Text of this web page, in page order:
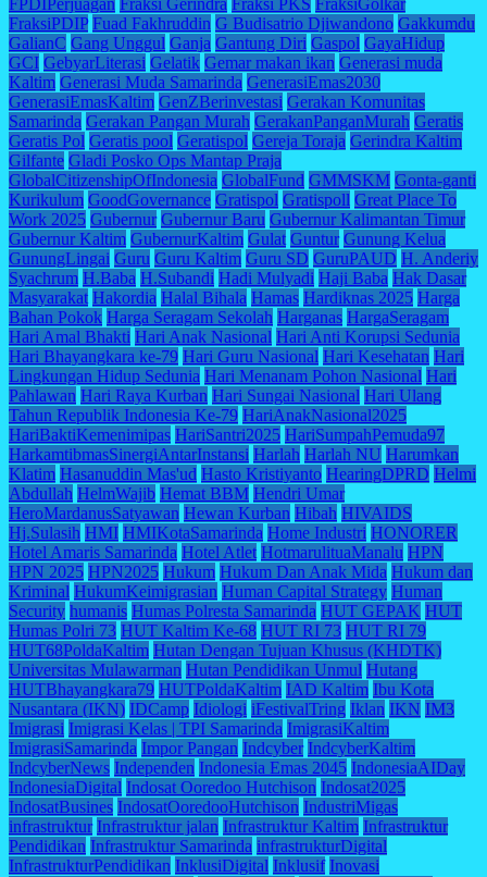
FraksiPDIP Fuad Fakhruddin G Budisatrio Djiwandono Gakkumdu
GalianC Gang Unggul Ganja Gantung Diri Gaspol GayaHidup
GCI GebyarLiterasi Gelatik Gemar makan ikan Generasi muda
Kaltim Generasi Muda Samarinda GenerasiEmas2030
GenerasiEmasKaltim GenZBerinvestasi Gerakan Komunitas
Samarinda Gerakan Pangan Murah GerakanPanganMurah Geratis
Geratis Pol Geratis pool Geratispol Gereja Toraja Gerindra Kaltim
Gilfante Gladi Posko Ops Mantap Praja
GlobalCitizenshipOfIndonesia GlobalFund GMMSKM Gonta-ganti
Kurikulum GoodGovernance Gratispol Gratispoll Great Place To
Work 2025 Gubernur Gubernur Baru Gubernur Kalimantan Timur
Gubernur Kaltim GubernurKaltim Gulat Guntur Gunung Kelua
GunungLingai Guru Guru Kaltim Guru SD GuruPAUD H. Anderiy
Syachrum H.Baba H.Subandi Hadi Mulyadi Haji Baba Hak Dasar
Masyarakat Hakordia Halal Bihala Hamas Hardiknas 2025 Harga
Bahan Pokok Harga Seragam Sekolah Harganas HargaSeragam
Hari Amal Bhakti Hari Anak Nasional Hari Anti Korupsi Sedunia
Hari Bhayangkara ke-79 Hari Guru Nasional Hari Kesehatan Hari
Lingkungan Hidup Sedunia Hari Menanam Pohon Nasional Hari
Pahlawan Hari Raya Kurban Hari Sungai Nasional Hari Ulang
Tahun Republik Indonesia Ke-79 HariAnakNasional2025
HariBaktiKemenimipas HariSantri2025 HariSumpahPemuda97
HarkamtibmasSinergiAntarInstansi Harlah Harlah NU Harumkan
Klatim Hasanuddin Mas'ud Hasto Kristiyanto HearingDPRD Helmi
Abdullah HelmWajib Hemat BBM Hendri Umar
HeroMardanusSatyawan Hewan Kurban Hibah HIVAIDS
Hj.Sulasih HMI HMIKotaSamarinda Home Industri HONORER
Hotel Amaris Samarinda Hotel Atlet HotmarulituaManalu HPN
HPN 2025 HPN2025 Hukum Hukum Dan Anak Mida Hukum dan
Kriminal HukumKeimigrasian Human Capital Strategy Human
Security humanis Humas Polresta Samarinda HUT GEPAK HUT
Humas Polri 73 HUT Kaltim Ke-68 HUT RI 73 HUT RI 79
HUT68PoldaKaltim Hutan Dengan Tujuan Khusus (KHDTK)
Universitas Mulawarman Hutan Pendidikan Unmul Hutang
HUTBhayangkara79 HUTPoldaKaltim IAD Kaltim Ibu Kota
Nusantara (IKN) IDCamp Idiologi iFestivalTring Iklan IKN IM3
Imigrasi Imigrasi Kelas | TPI Samarinda ImigrasiKaltim
ImigrasiSamarinda Impor Pangan Indcyber IndcyberKaltim
IndcyberNews Independen Indonesia Emas 2045 IndonesiaAIDay
IndonesiaDigital Indosat Ooredoo Hutchison Indosat2025
IndosatBusines IndosatOoredooHutchison IndustriMigas
infrastruktur Infrastruktur jalan Infrastruktur Kaltim Infrastruktur
Pendidikan Infrastruktur Samarinda infrastrukturDigital
InfrastrukturPendidikan InklusiDigital Inklusif Inovasi